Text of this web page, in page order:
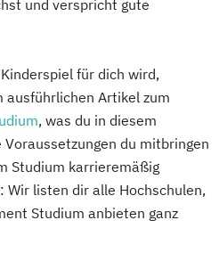
und verspricht gute
für dich wird,
Artikel zum
, was du in diesem
du mitbringen
Studium karrieremäßig
Wir listen dir alle Hochschulen,
Studium anbieten ganz